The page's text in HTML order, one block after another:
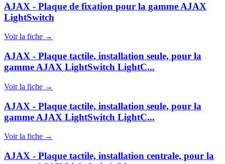
AJAX - Plaque de fixation pour la gamme AJAX
LightSwitch
Voir la fiche →
AJAX - Plaque tactile, installation seule, pour la
gamme AJAX LightSwitch LightC...
Voir la fiche →
AJAX - Plaque tactile, installation seule, pour la
gamme AJAX LightSwitch LightC...
Voir la fiche →
AJAX - Plaque tactile, installation centrale, pour la